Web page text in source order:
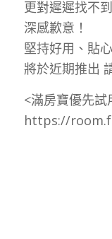
更對遲遲找不
深感歉意！
堅持好用、貼
將於近期推出
<滿房寶優先試
https://